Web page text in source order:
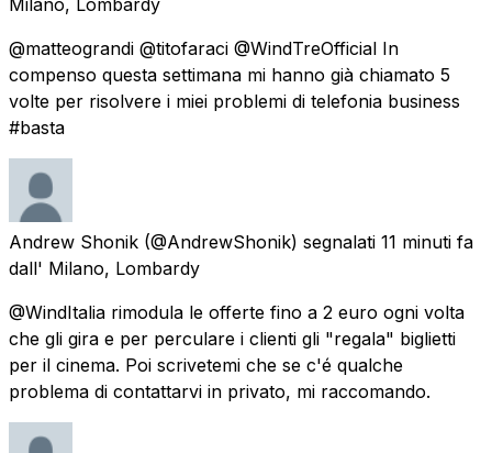
@matteograndi @titofaraci @WindTreOfficial In
compenso questa settimana mi hanno già chiamato 5
volte per risolvere i miei problemi di telefonia business
#basta
Andrew Shonik (@AndrewShonik) segnalati 11 minuti fa
dall' Milano, Lombardy
@WindItalia rimodula le offerte fino a 2 euro ogni volta
che gli gira e per perculare i clienti gli "regala" biglietti
per il cinema. Poi scrivetemi che se c'é qualche
problema di contattarvi in privato, mi raccomando.